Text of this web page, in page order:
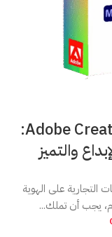
ادوبي كريتيف كلاود Adobe Creative Cloud:
والتميز
التجارية على الهوية
يجب أن تملك...